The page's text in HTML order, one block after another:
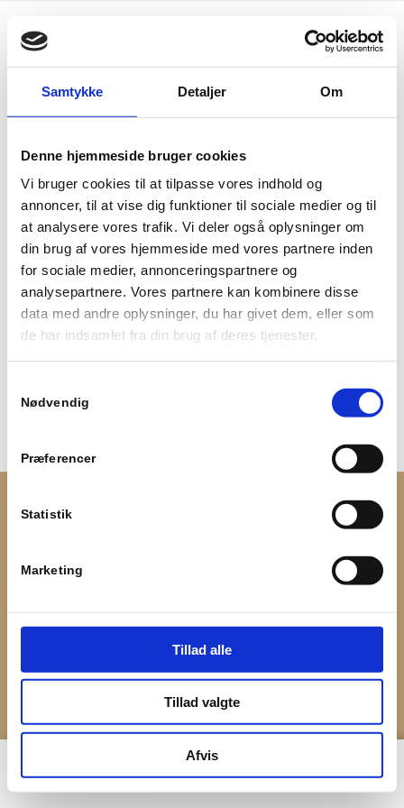
Samtykke Detaljer Om
Denne hjemmeside bruger cookies
Vi bruger cookies til at tilpasse vores indhold og
annoncer, til at vise dig funktioner til sociale medier og til
at analysere vores trafik. Vi deler også oplysninger om
din brug af vores hjemmeside med vores partnere inden
for sociale medier, annonceringspartnere og
analysepartnere. Vores partnere kan kombinere disse
data med andre oplysninger, du har givet dem, eller som
de har indsamlet fra din brug af deres tjenester.
Nødvendig
Præferencer
Statistik
Marketing
Tillad alle
Tillad valgte
Afvis
Trivselsterapeut Janni
Servais
Hørsvinget 5
2630 Taastrup
CVR: 36604999
Tlf:22 20 51 12
E-mail:Send mail
Individuelle samtaler
Trivselseftersyn
Stresspakken
Gratis forsamtale